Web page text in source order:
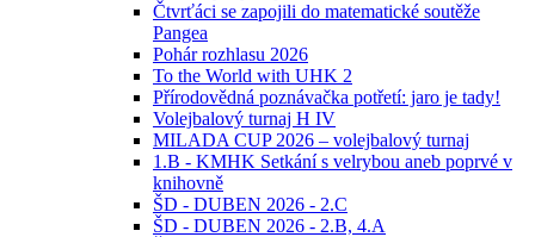
Čtvrťáci se zapojili do matematické soutěže
Pangea
Pohár rozhlasu 2026
To the World with UHK 2
Přírodovědná poznávačka potřetí: jaro je tady!
Volejbalový turnaj H IV
MILADA CUP 2026 – volejbalový turnaj
1.B - KMHK Setkání s velrybou aneb poprvé v
knihovně
ŠD - DUBEN 2026 - 2.C
ŠD - DUBEN 2026 - 2.B, 4.A